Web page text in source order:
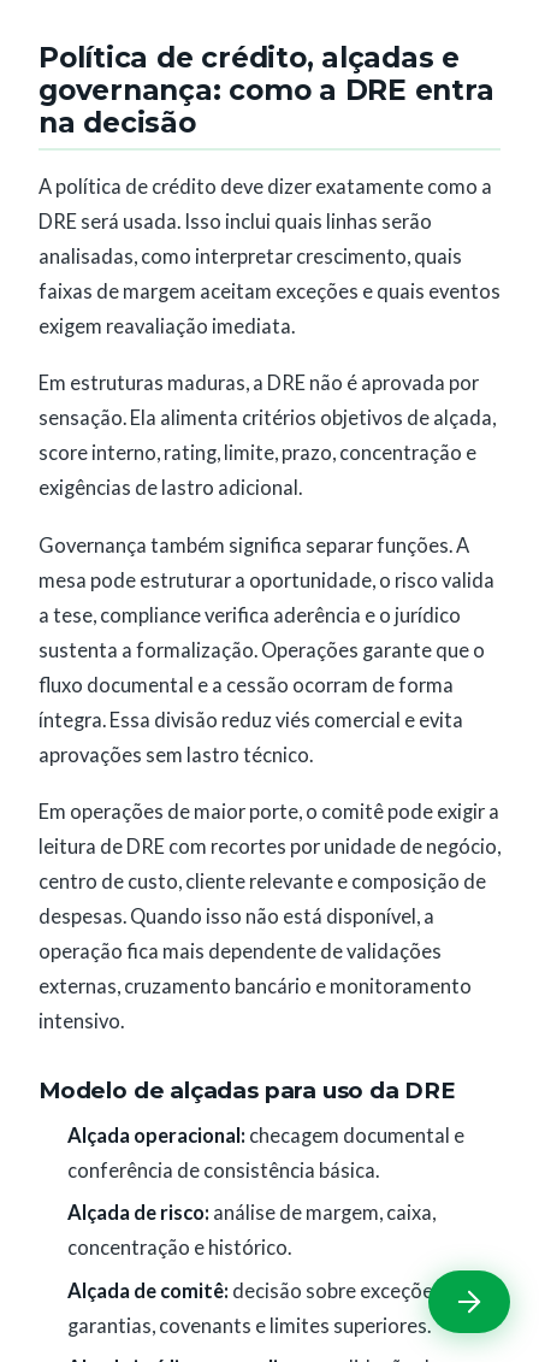
Política de crédito, alçadas e
governança: como a DRE entra
na decisão
A política de crédito deve dizer exatamente como a
DRE será usada. Isso inclui quais linhas serão
analisadas, como interpretar crescimento, quais
faixas de margem aceitam exceções e quais eventos
exigem reavaliação imediata.
Em estruturas maduras, a DRE não é aprovada por
sensação. Ela alimenta critérios objetivos de alçada,
score interno, rating, limite, prazo, concentração e
exigências de lastro adicional.
Governança também significa separar funções. A
mesa pode estruturar a oportunidade, o risco valida
a tese, compliance verifica aderência e o jurídico
sustenta a formalização. Operações garante que o
fluxo documental e a cessão ocorram de forma
íntegra. Essa divisão reduz viés comercial e evita
aprovações sem lastro técnico.
Em operações de maior porte, o comitê pode exigir a
leitura de DRE com recortes por unidade de negócio,
centro de custo, cliente relevante e composição de
despesas. Quando isso não está disponível, a
operação fica mais dependente de validações
externas, cruzamento bancário e monitoramento
intensivo.
Modelo de alçadas para uso da DRE
Alçada operacional: checagem documental e
conferência de consistência básica.
Alçada de risco: análise de margem, caixa,
concentração e histórico.
Alçada de comitê: decisão sobre exceções,
garantias, covenants e limites superiores.